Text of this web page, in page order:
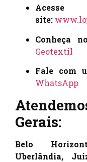
site:
Conheça
Geotextil
Fale com
WhatsApp
Gerais:
Belo
Uberlândia,